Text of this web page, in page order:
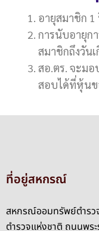
อายุสมาชิก
การนับอายุก
สมาชิกถึงวันเ
สอ.ตร. จะม
สอบได้ที่หุ้นข
ที่อยู่สหกรณ์
สหกรณ์ออมทรัพย์ตำรว
ตำรวจแห่งชาติ ถนนพร